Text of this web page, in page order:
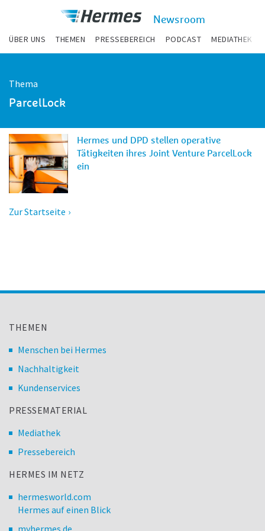
Newsroom
ÜBER UNS THEMEN PRESSEBEREICH PODCAST MEDIATHEK
Thema
ParcelLock
Hermes und DPD stellen operative
Tätigkeiten ihres Joint Venture ParcelLock
ein
Zur Startseite
THEMEN
Menschen bei Hermes
Nachhaltigkeit
Kundenservices
PRESSEMATERIAL
Mediathek
Pressebereich
HERMES IM NETZ
hermesworld.com
Hermes auf einen Blick
myhermes.de